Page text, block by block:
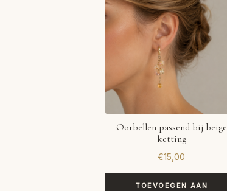
Oorbellen passend bij beige
ketting
€15,00
TOEVOEGEN AAN